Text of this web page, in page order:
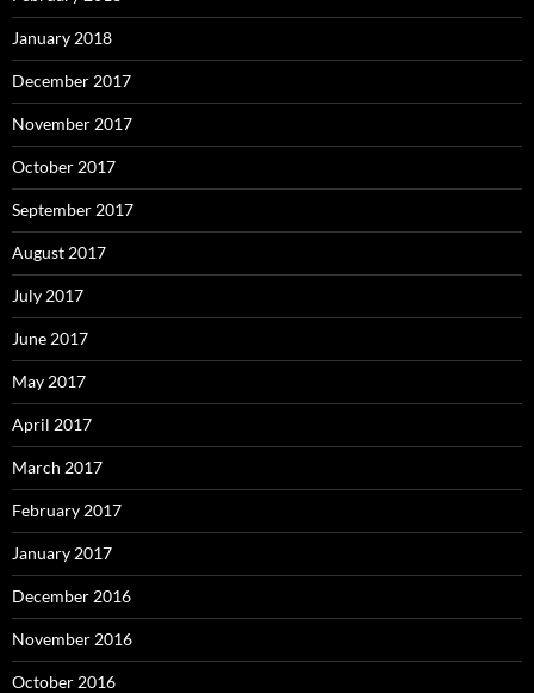
January 2018
December 2017
November 2017
October 2017
September 2017
August 2017
July 2017
June 2017
May 2017
April 2017
March 2017
February 2017
January 2017
December 2016
November 2016
October 2016